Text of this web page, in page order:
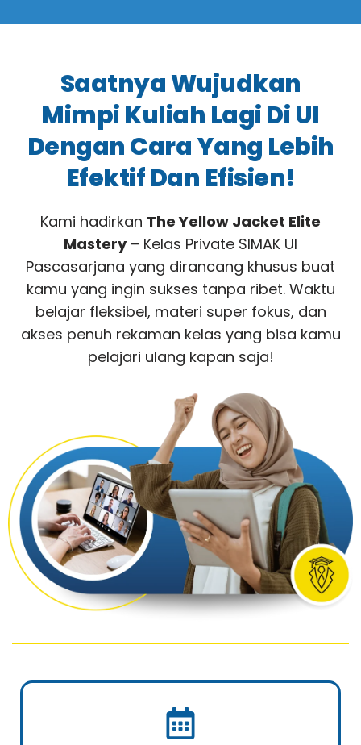
Saatnya Wujudkan
Mimpi Kuliah Lagi Di UI
Dengan Cara Yang Lebih
Efektif Dan Efisien!
Kami hadirkan The Yellow Jacket Elite
Mastery– Kelas Private SIMAK UI
Pascasarjana yang dirancang khusus buat
kamu yang ingin sukses tanpa ribet. Waktu
belajar fleksibel, materi super fokus, dan
akses penuh rekaman kelas yang bisa kamu
pelajari ulang kapan saja!